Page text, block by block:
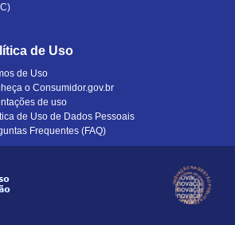
de Uso
de Uso
o Consumidor.gov.br
de uso
de Uso de Dados Pessoais
Frequentes (FAQ)